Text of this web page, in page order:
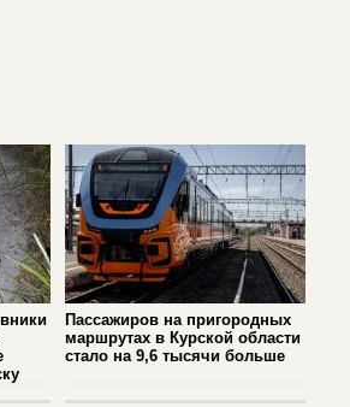
Пассажиров на пригородных
маршрутах в Курской области
стало на 9,6 тысячи больше